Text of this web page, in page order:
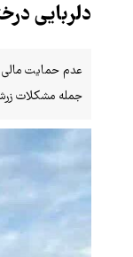
دلربایی
‌عدم حمایت
جمله مشکلات